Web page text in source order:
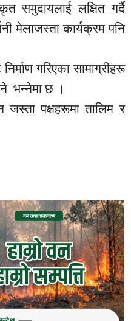
समुदायलाई लक्षित गर्दै
मेलाजस्ता कार्यक्रम पनि
गरिएका सामाग्रीहरू
भन्नेमा छ ।
जस्ता पक्षहरूमा तालिम र